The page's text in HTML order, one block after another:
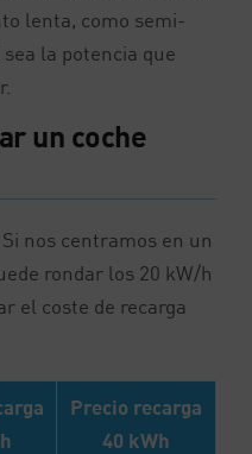
lenta, como semi-
la potencia que
un coche
nos centramos en un
rondar los 20 kW/h
el coste de recarga
Precio recarga
40 kWh